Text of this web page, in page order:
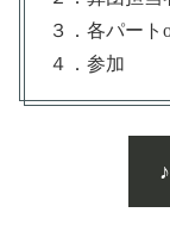
３．各パー
４．参加